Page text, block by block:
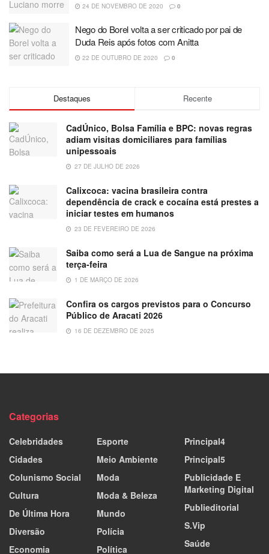
24 DE NOVEMBRO DE 2020 0
Nego do Borel volta a ser criticado por pai de
Duda Reis após fotos com Anitta
22 DE OUTUBRO DE 2020 0
Destaques Recente
CadÚnico, Bolsa Família e BPC: novas regras
adiam visitas domiciliares para famílias
unipessoais
27 DE JULHO DE 2026
Calixcoca: vacina brasileira contra
dependência de crack e cocaína está prestes a
iniciar testes em humanos
23 DE FEVEREIRO DE 2026
Saiba como será a Lua de Sangue na próxima
terça-feira
1 DE MARÇO DE 2026
Confira os cargos previstos para o Concurso
Público de Aracati 2026
16 DE DEZEMBRO DE 2025
Categorias
Celebridades
Cidades
Colunismo Social
Cultura
De Última Hora
Diversão
Economia
Esporte
Meio Ambiente
Moda
Moda & Beleza
Mundo
Polícia
Política
Principal4
Principal5
Publicidade E
Marketing Digital
Publieditorial
S.Vip
Saúde